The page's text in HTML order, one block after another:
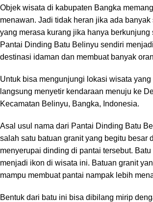
Objek wisata di kabupaten Bangka
menawan. Jadi tidak heran jika ada
yang merasa kurang jika hanya berkunjung
Pantai Dinding Batu Belinyu sendiri
destinasi idaman dan membuat banyak
Untuk bisa mengunjungi lokasi wisata yang
langsung menyetir kendaraan menuju ke
Kecamatan Belinyu, Bangka, Indonesia.
Asal usul nama dari Pantai Dinding Batu
salah satu batuan granit yang begitu besar
menyerupai dinding di pantai tersebut. Batu
menjadi ikon di wisata ini. Batuan granit
mampu membuat pantai nampak lebih
Bentuk dari batu ini bisa dibilang mirip